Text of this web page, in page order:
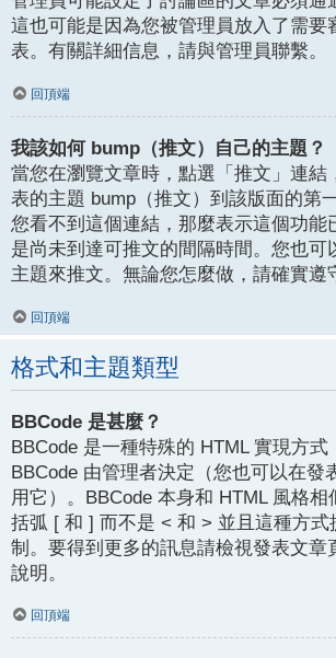
這也可能是因為您被管理員放入了需要
表。有關詳細信息，請與管理員聯繫。
回頂端
我該如何 bump（推文）自己的主題？
當您在瀏覽文章時，點選「推文」連結
表的主題 bump（推文）到該版面的第
您看不到這個連結，那麼表示這個功能
是尚未到達可推文的間隔時間。您也可
主題來推文。無論您怎麼做，請確實遵
回頂端
格式和主題類型
BBCode 是甚麼？
BBCode 是一種特殊的 HTML 實現方式
BBCode 由管理者決定（您也可以在發
用它）。BBCode 本身和 HTML 風格
括弧 [ 和 ] 而不是 < 和 > 並且這種方式
制。要得到更多的訊息請檢視發表文章
說明。
回頂端